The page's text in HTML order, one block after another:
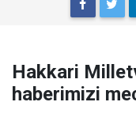
Hakkari
haberimizi